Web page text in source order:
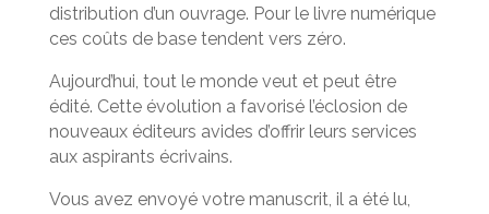
distribution d’un ouvrage. Pour le livre numérique
ces coûts de base tendent vers zéro.
Aujourd’hui, tout le monde veut et peut être
édité. Cette évolution a favorisé l’éclosion de
nouveaux éditeurs avides d’offrir leurs services
aux aspirants écrivains.
Vous avez envoyé votre manuscrit, il a été lu,